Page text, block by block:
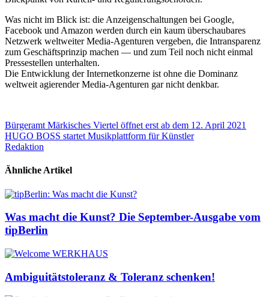
Was nicht im Blick ist: die Anzeigenschaltungen bei Google,
Facebook und Amazon werden durch ein kaum überschaubares
Netzwerk weltweiter Media-Agenturen vergeben, die Intransparenz
zum Geschäftsprinzip machen — und zum Teil noch nicht einmal
Pressestellen unterhalten.
Die Entwicklung der Internetkonzerne ist ohne die Dominanz
weltweit agierender Media-Agenturen gar nicht denkbar.
Beitrags-
Navigation
Bürgeramt Märkisches Viertel öffnet erst ab dem 12. April 2021
HUGO BOSS startet Musikplattform für Künstler
Redaktion
Ähnliche Artikel
Was macht die Kunst? Die September-Ausgabe vom
tipBerlin
Ambiguitätstoleranz & Toleranz schenken!